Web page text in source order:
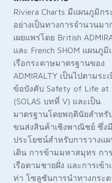
Riviera Charts มีแผนภูมิกร
อย่างเป็นทางการจำนวนมา
เผยแพร่โดย British
และ French SHOM แผนภูมิ
เรือกระดาษมาตรฐานของ
ADMIRALTY เป็นไปตามระ
ข้อบังคับ Safety of Life at
(SOLAS บทที่ V) และเป็น
มาตรฐานโดยพฤตินัยสำหรั
ขนส่งสินค้าเชิงพาณิชย์ ซึ่งมี
ประโยชน์สำหรับการวางแ
เดิน การข้ามมหาสมุทร กา
เรือตามชายฝั่ง และการเข้า
ท่า โซลูชันการนำทางกระ